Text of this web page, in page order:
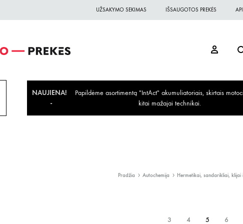
UŽSAKYMO SEKIMAS IŠSAUGOTOS PREKĖS
NAUJIENA!
Papildėme asortimentą "IntAct" akumuliatoriais, skirtais
kitai mažajai technikai.
Pradžia Autochemija Hermetikai, sandarikliai, klijai
3 4 5 6